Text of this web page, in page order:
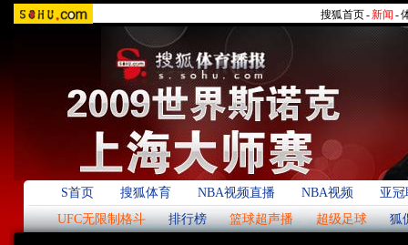
搜狐首页-新闻 -
S首页 搜狐体育 NBA视频直播 NBA视频
亚
UFC无限制格斗
排行榜 篮球超声播 超级足球 狐